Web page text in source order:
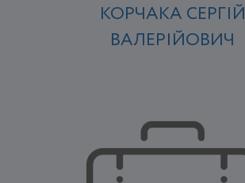
КОРЧАКА СЕРГІЙ
ВАЛЕРІЙОВИЧ